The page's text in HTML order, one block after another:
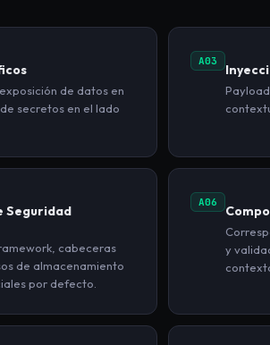
de datos en
secretos en el lado
A03
Seguridad
cabeceras
de almacenamiento
por defecto.
A06
y